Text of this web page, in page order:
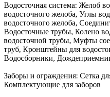
Водосточная система: Желоб
водосточного желоба, Углы
водосточного желоба,
Водосточные трубы, Колено
водосточной трубы, Муфты
труб, Кронштейны для
Водосборники,
Заборы и ограждения: Сетка
Комплектующие для заборов